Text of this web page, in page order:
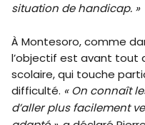
situation de handicap. »
À Montesoro, comme
l’objectif est avant tout
scolaire, qui touche
difficulté. « On connaît
d’aller plus facilement